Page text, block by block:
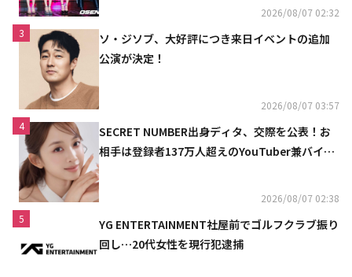
2026/08/07 02:32
3
ソ・ジソブ、大好評につき来日イベントの追加
公演が決定！
2026/08/07 03:57
4
SECRET NUMBER出身ディタ、交際を公表！お
相手は登録者137万人超えのYouTuber兼バイオ
2026/08/07 02:38
5
YG ENTERTAINMENT社屋前でゴルフクラブ振り
回し…20代女性を現行犯逮捕